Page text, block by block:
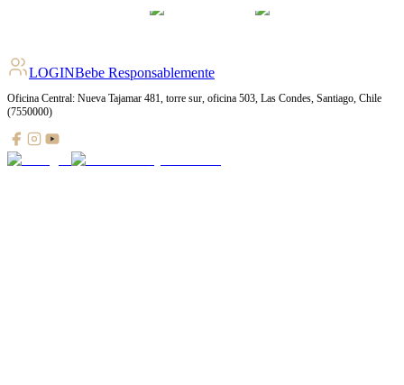
LOGINBebe Responsablemente
Oficina Central: Nueva Tajamar 481, torre sur, oficina 503, Las Condes, Santiago, Chile
(7550000)